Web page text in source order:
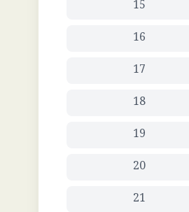
15
16
17
18
19
20
21